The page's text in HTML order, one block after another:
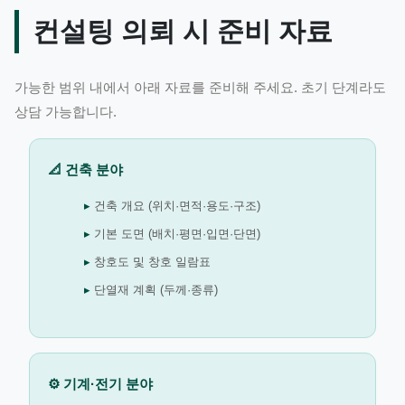
컨설팅 의뢰 시 준비 자료
가능한 범위 내에서 아래 자료를 준비해 주세요. 초기 단계라도
상담 가능합니다.
📐 건축 분야
건축 개요 (위치·면적·용도·구조)
기본 도면 (배치·평면·입면·단면)
창호도 및 창호 일람표
단열재 계획 (두께·종류)
⚙️ 기계·전기 분야